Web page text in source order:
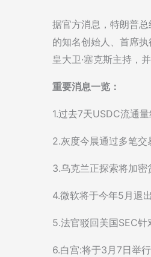
据官方消息，特朗普
的知名创始人、首席
皇大卫·塞克斯主持，
重要消息一览：
1.过去7天USDC流通
2.灰度今晨通过多笔
3.乌克兰正探索将加密
4.微软将于今年5月退
5.法官驳回美国SEC
6.白宫:将于3月7日举